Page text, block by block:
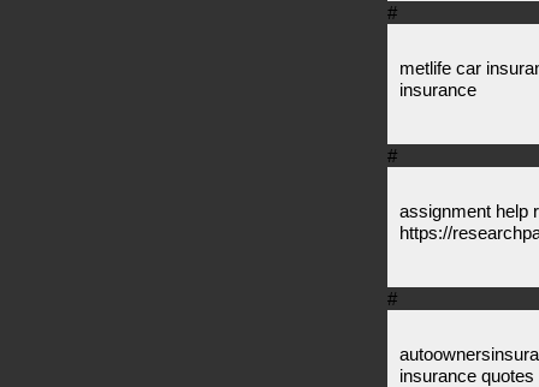
#
metlife car
insurance
#
assignment help
https://
#
insurance